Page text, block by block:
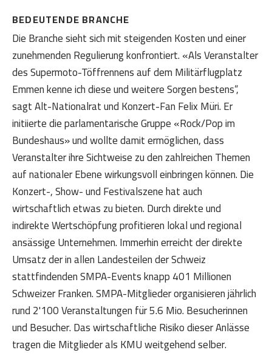
BEDEUTENDE BRANCHE
Die Branche sieht sich mit steigenden Kosten und einer
zunehmenden Regulierung konfrontiert. «Als Veranstalter
des Supermoto-Töffrennens auf dem Militärflugplatz
Emmen kenne ich diese und weitere Sorgen bestens“,
sagt Alt-Nationalrat und Konzert-Fan Felix Müri. Er
initiierte die parlamentarische Gruppe «Rock/Pop im
Bundeshaus» und wollte damit ermöglichen, dass
Veranstalter ihre Sichtweise zu den zahlreichen Themen
auf nationaler Ebene wirkungsvoll einbringen können. Die
Konzert-, Show- und Festivalszene hat auch
wirtschaftlich etwas zu bieten. Durch direkte und
indirekte Wertschöpfung profitieren lokal und regional
ansässige Unternehmen. Immerhin erreicht der direkte
Umsatz der in allen Landesteilen der Schweiz
stattfindenden SMPA-Events knapp 401 Millionen
Schweizer Franken. SMPA-Mitglieder organisieren jährlich
rund 2'100 Veranstaltungen für 5.6 Mio. Besucherinnen
und Besucher. Das wirtschaftliche Risiko dieser Anlässe
tragen die Mitglieder als KMU weitgehend selber.